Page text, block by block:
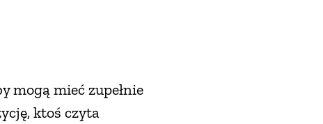
mogą mieć zupełnie
ktoś czyta